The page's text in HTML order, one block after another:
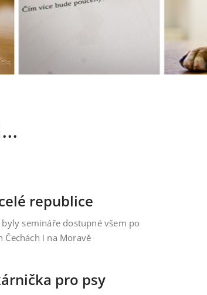
republice
byly semináře dostupné všem po
Čechách i na Moravě
pro psy